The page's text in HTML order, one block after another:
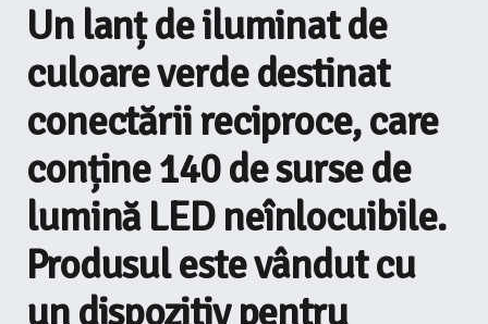
Un lanț de iluminat de
culoare verde destinat
conectării reciproce, care
conține 140 de surse de
lumină LED neînlocuibile.
Produsul este vândut cu
un dispozitiv pentru